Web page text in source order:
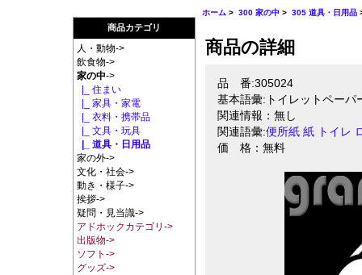
商品カテゴリ
人・動物->
飲食物->
家の中->
|_ 住まい
|_ 家具・家電
|_ 衣料・携帯品
|_ 文具・玩具
|_ 道具・日用品
家の外->
文化・社会->
動き・様子->
挨拶->
疑問・見当識->
アドホックカテゴリ->
出版物->
ソフト->
グッズ->
ホーム >300 家の中 >305 道具・日用品
商品の詳細
品 番:305024
基本語彙:トイレットペーパ
関連情報：無し
関連語彙:便所紙 紙 トイレ
価 格：無料